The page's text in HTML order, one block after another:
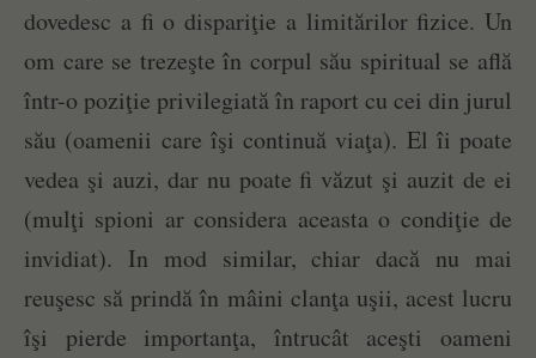
dovedesc a fi o dispariţie a limitărilor fizice. Un
om care se trezeşte în corpul său spiritual se află
într-o poziţie privilegiată în raport cu cei din jurul
său (oamenii care îşi continuă viaţa). El îi poate
vedea şi auzi, dar nu poate fi văzut şi auzit de ei
(mulţi spioni ar considera aceasta o condiţie de
invidiat). In mod similar, chiar dacă nu mai
reuşesc să prindă în mâini clanţa uşii, acest lucru
îşi pierde importanţa, întrucât aceşti oameni